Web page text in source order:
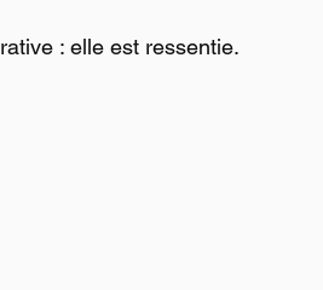
: elle est ressentie.